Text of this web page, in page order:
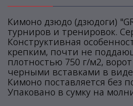
Кимоно дзюдо (дзюдоги)
турниров и тренировок.
Конструктивная
крепким, почти не
плотностью 750 г/м2,
черными вставками в
Кимоно поставляется без
Упаковано в сумку на